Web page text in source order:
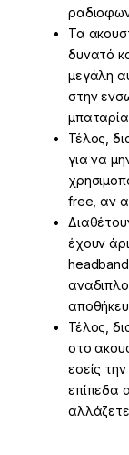
Τα
δυνατό
μεγάλη
στην
μπαταρία
Τέλος,
για να
free, αν
έχουν
headband
Τέλος,
στο
εσείς
επίπεδα
αλλάζετε